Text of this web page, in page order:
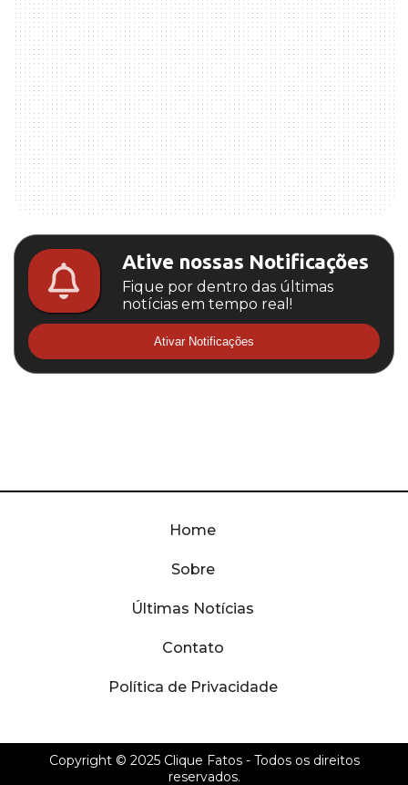
Ative nossas Notificações
Fique por dentro das últimas
notícias em tempo real!
Ativar Notificações
Home
Sobre
Últimas Notícias
Contato
Política de Privacidade
Copyright © 2025 Clique Fatos- Todos os direitos
reservados.